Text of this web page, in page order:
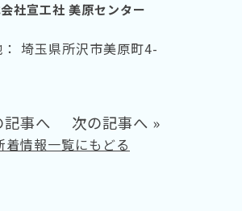
会社宣工社 美原センター
埼玉県所沢市美原町4-
記事へ 次の記事へ »
着情報一覧にもどる